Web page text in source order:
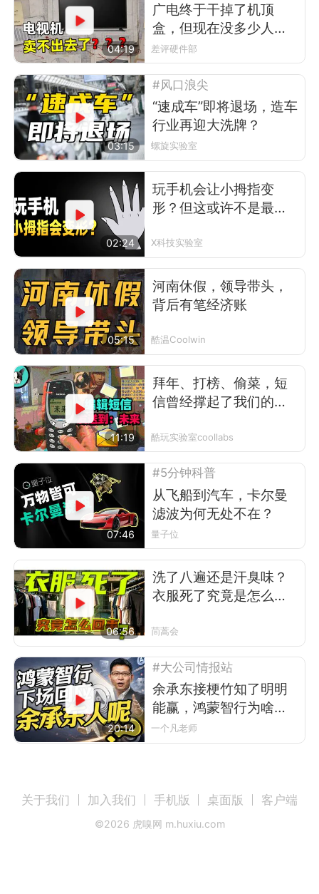
04:19
广电终于干掉了机顶
盒，但现在没多少人看
电视了
差评硬件部
03:15
#风口浪尖
“速成车”即将退场，造车
行业再迎大洗牌？
螺旋实验室
02:24
玩手机会让小拇指变
形？但这或许不是最可
X科技实验室
05:15
河南休假，领导带头，
背后有笔经济账
酷温Coolwin
11:19
拜年、打榜、偷菜，短
信曾经撑起了我们的前
酷玩实验室coollabs
07:46
#5分钟科普
从飞船到汽车，卡尔曼
滤波为何无处不在？
量子位
06:56
洗了八遍还是汗臭味？
衣服死了究竟是怎么回
茼蒿会
20:14
#大公司情报站
余承东接梗竹知了明明
能赢，鸿蒙智行为啥不
让？
一个凡老师
关于我们 加入我们 手机版 桌面版 客户端
©2026 虎嗅网 m.huxiu.com